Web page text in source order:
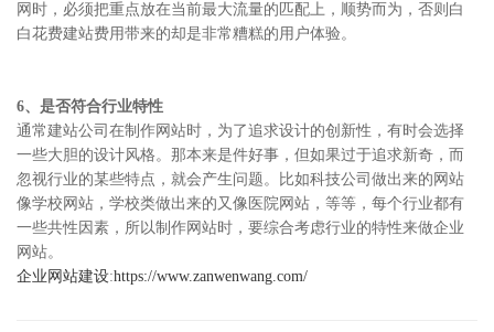
网时，必须把重点放在当前最大流量的匹配上，顺势而为，否则白
白花费建站费用带来的却是非常糟糕的用户体验。
6、是否符合行业特性
通常建站公司在制作网站时，为了追求设计的创新性，有时会选择
一些大胆的设计风格。那本来是件好事，但如果过于追求新奇，而
忽视行业的某些特点，就会产生问题。比如科技公司做出来的网站
像学校网站，学校类做出来的又像医院网站，等等，每个行业都有
一些共性因素，所以制作网站时，要综合考虑行业的特性来做企业
网站。
企业网站建设:https://www.zanwenwang.com/